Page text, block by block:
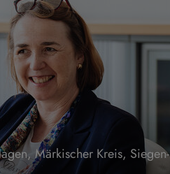
Märkischer Kreis, Siegen-